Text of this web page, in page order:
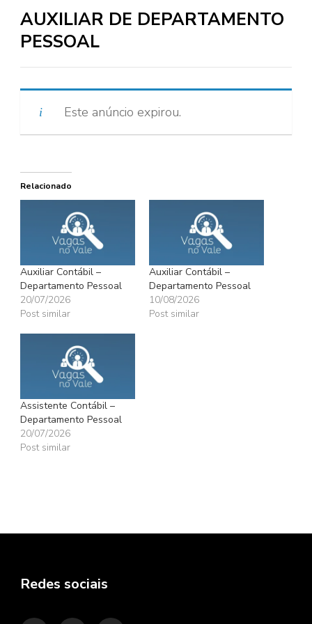
AUXILIAR DE DEPARTAMENTO
PESSOAL
Este anúncio expirou.
Relacionado
Auxiliar Contábil –
Departamento Pessoal
20/07/2026
Post similar
Auxiliar Contábil –
Departamento Pessoal
10/08/2026
Post similar
Assistente Contábil –
Departamento Pessoal
20/07/2026
Post similar
Redes sociais